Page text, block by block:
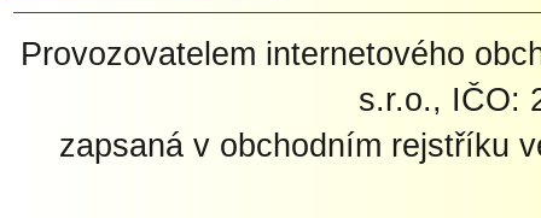
Provozovatelem internetového
s.r.o., IČO:
zapsaná v obchodním rejstříku